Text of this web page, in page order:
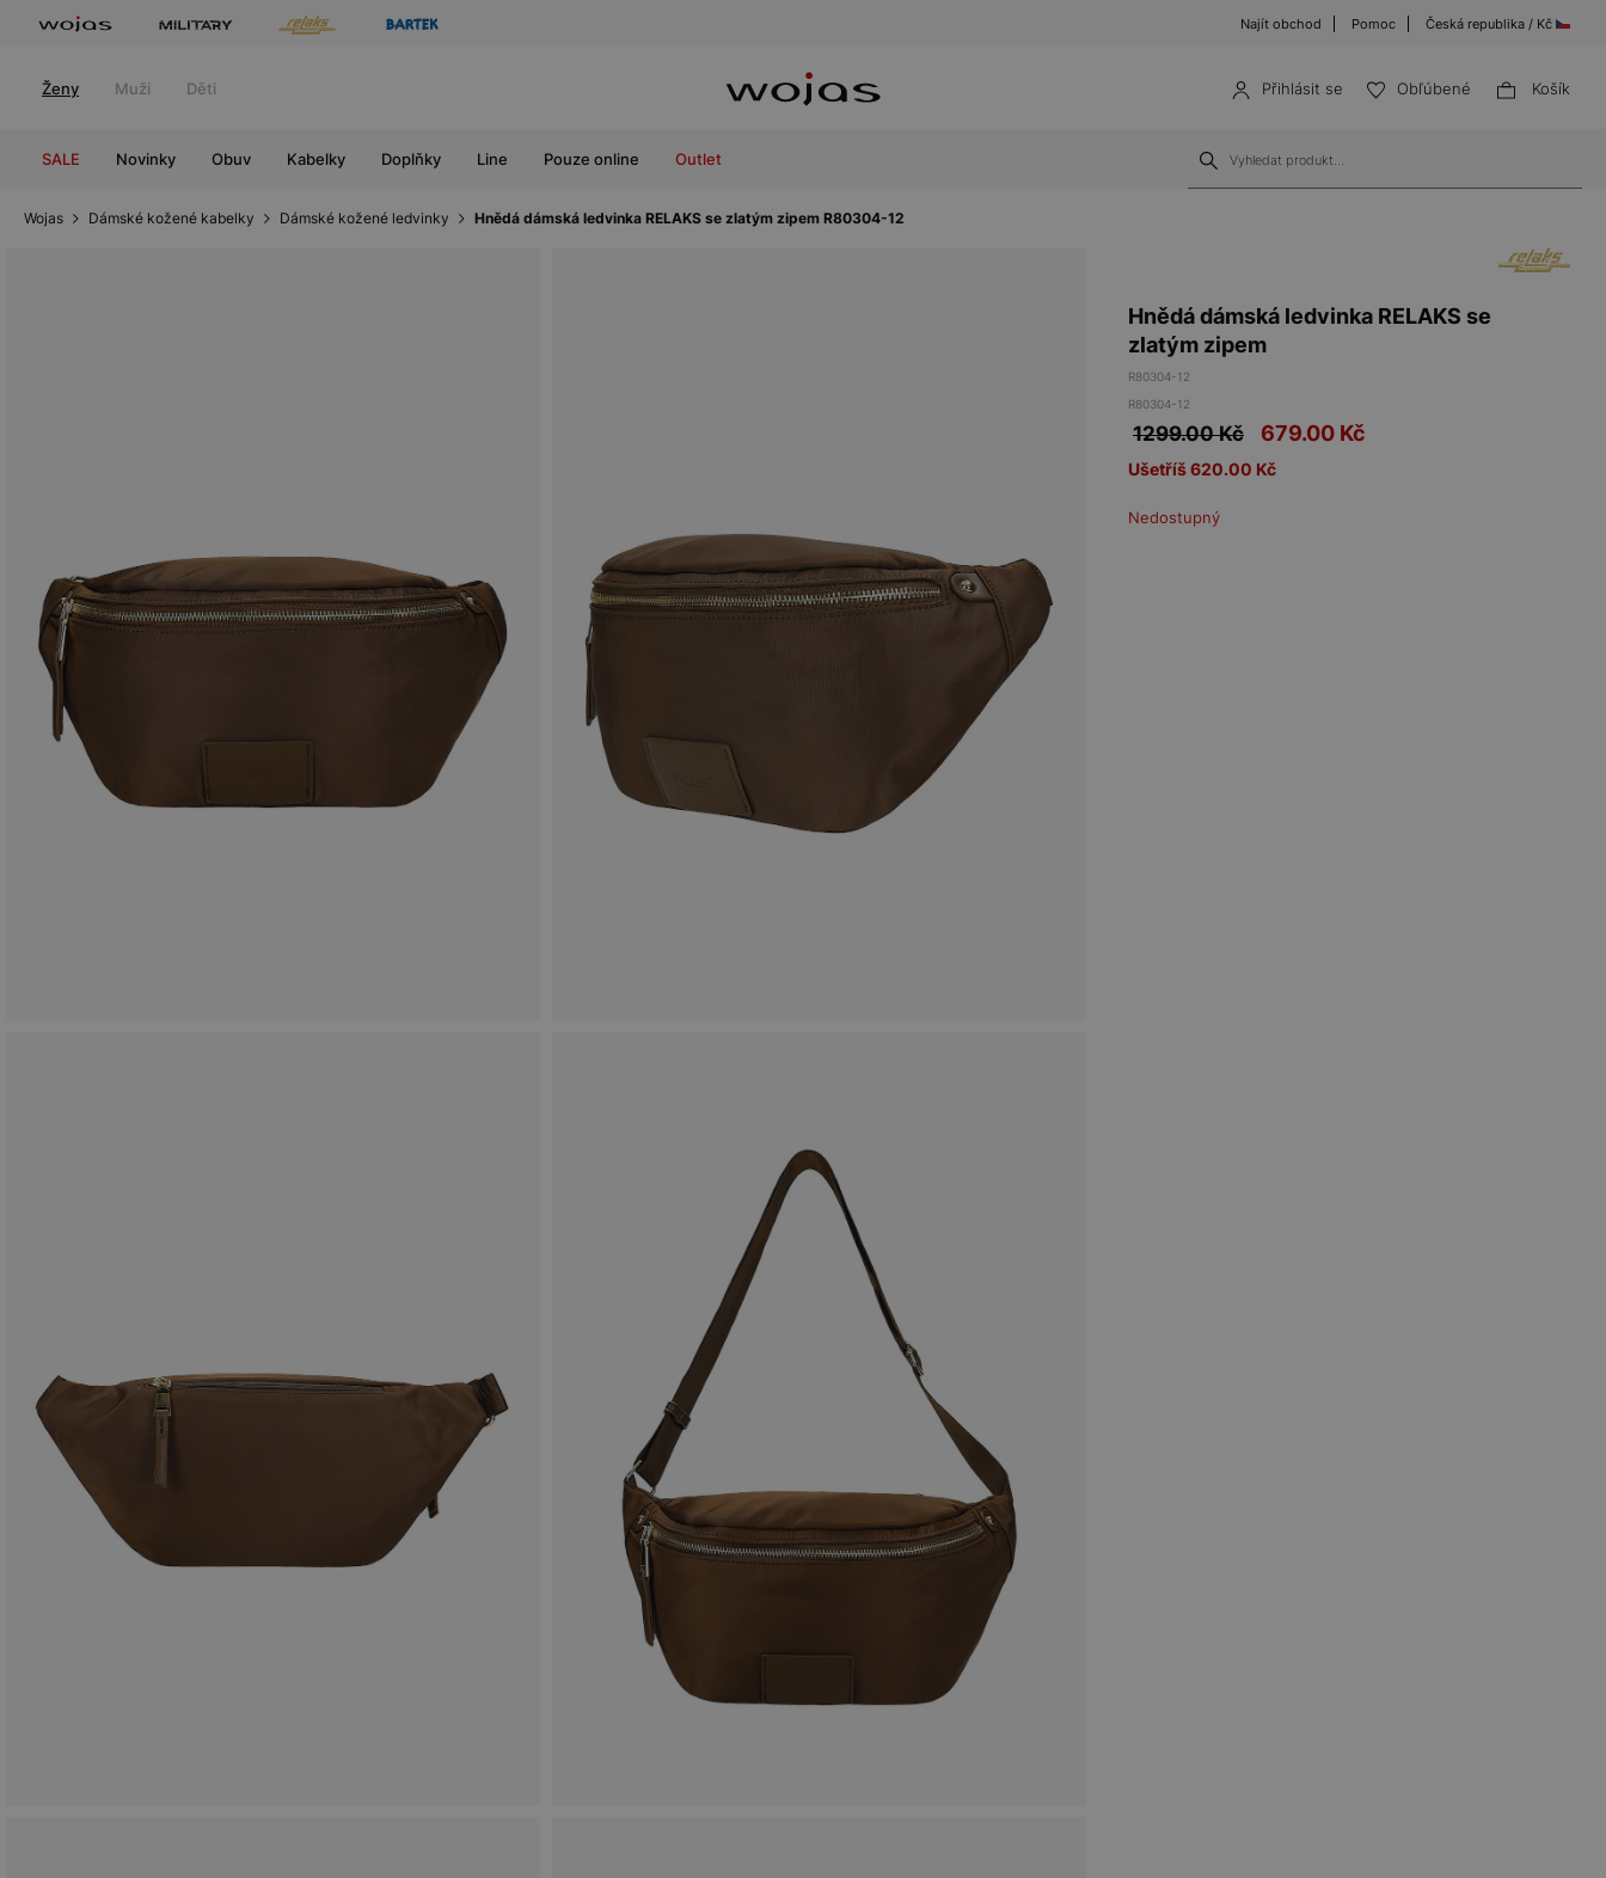
Najít obchod Pomoc Česká republika / Kč
Ženy Muži Děti Přihlásit se Obľúbené Košík
SALE Novinky Obuv Kabelky Doplňky Line Pouze online Outlet
Wojas Dámské kožené kabelky Dámské kožené ledvinky Hnědá dámská ledvinka RELAKS se zlatým zipem R80304-12
Hnědá dámská ledvinka RELAKS se
zlatým zipem
R80304-12
R80304-12
1299.00 Kč 679.00 Kč
Ušetříš 620.00 Kč
Nedostupný